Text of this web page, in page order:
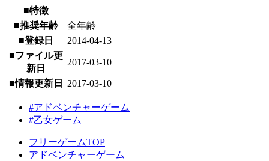
■特徴
■推奨年齢
全年齢
■登録日
2014-04-13
■ファイル更
新日
2017-03-10
■情報更新日 2017-03-10
#アドベンチャーゲーム
#乙女ゲーム
フリーゲームTOP
アドベンチャーゲーム